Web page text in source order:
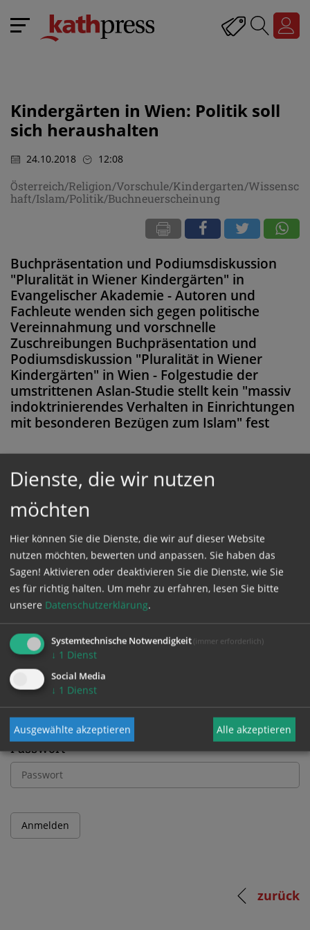
Kindergärten in Wien: Politik soll
sich heraushalten
24.10.2018 12:08
Österreich/Religion/Vorschule/Kindergarten/Wissensc
haft/Islam/Politik/Buchneuerscheinung
Buchpräsentation und Podiumsdiskussion
"Pluralität in Wiener Kindergärten" in
Evangelischer Akademie - Autoren und
Fachleute wenden sich gegen politische
Vereinnahmung und vorschnelle
Zuschreibungen Buchpräsentation und
Podiumsdiskussion "Pluralität in Wiener
Kindergärten" in Wien - Folgestudie der
umstrittenen Aslan-Studie stellt kein "massiv
indoktrinierendes Verhalten in Einrichtungen
mit besonderen Bezügen zum Islam" fest
Diese Meldung ist nicht frei verfügbar. Bitte
loggen Sie sich ein, oder bestellen Sie das
ProduktKathpress_online.
GESCHÜTZTER BEREICH
Bitte melden Sie sich mit Ihrem Benutzernamen
und Passwort an.
Benutzername
Passwort
zurück
Dienste, die wir nutzen
möchten
Hier können Sie die Dienste, die wir auf dieser Website
nutzen möchten, bewerten und anpassen. Sie haben das
Sagen! Aktivieren oder deaktivieren Sie die Dienste, wie Sie
es für richtig halten. Um mehr zu erfahren, lesen Sie bitte
unsere Datenschutzerklärung.
Systemtechnische Notwendigkeit (immer erforderlich)
↓ 1 Dienst
Social Media
↓ 1 Dienst
Ausgewählte akzeptieren Alle akzeptieren